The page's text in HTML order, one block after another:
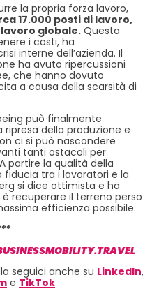
la propria forza lavoro,
17.000 posti di lavoro,
lavoro globale. Questa
i costi, ha
interne dell’azienda. Il
ha avuto ripercussioni
che hanno dovuto
a causa della scarsità di
può finalmente
della produzione e
ci si può nascondere
tanti ostacoli per
partire la qualità della
fiducia tra i lavoratori e la
si dice ottimista e ha
recuperare il terreno perso
efficienza possibile.
seguici anche su LinkedIn,
e TikTok